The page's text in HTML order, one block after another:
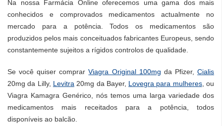
Na nossa Farmácia Online oferecemos uma gama dos mais
conhecidos e comprovados medicamentos actualmente no
mercado para a potência. Todos os medicamentos são
produzidos pelos mais conceituados fabricantes Europeus, sendo
constantemente sujeitos a rígidos controlos de qualidade.
Se você quiser comprarViagra Original 100mg da Pfizer,Cialis
20mg da Lilly, Levitra 20mg da Bayer, Lovegra para mulheres, ou
Viagra Kamagra Genérico, nós temos uma larga variedade dos
medicamentos mais receitados para a potência, todos
disponíveis ao balcão.